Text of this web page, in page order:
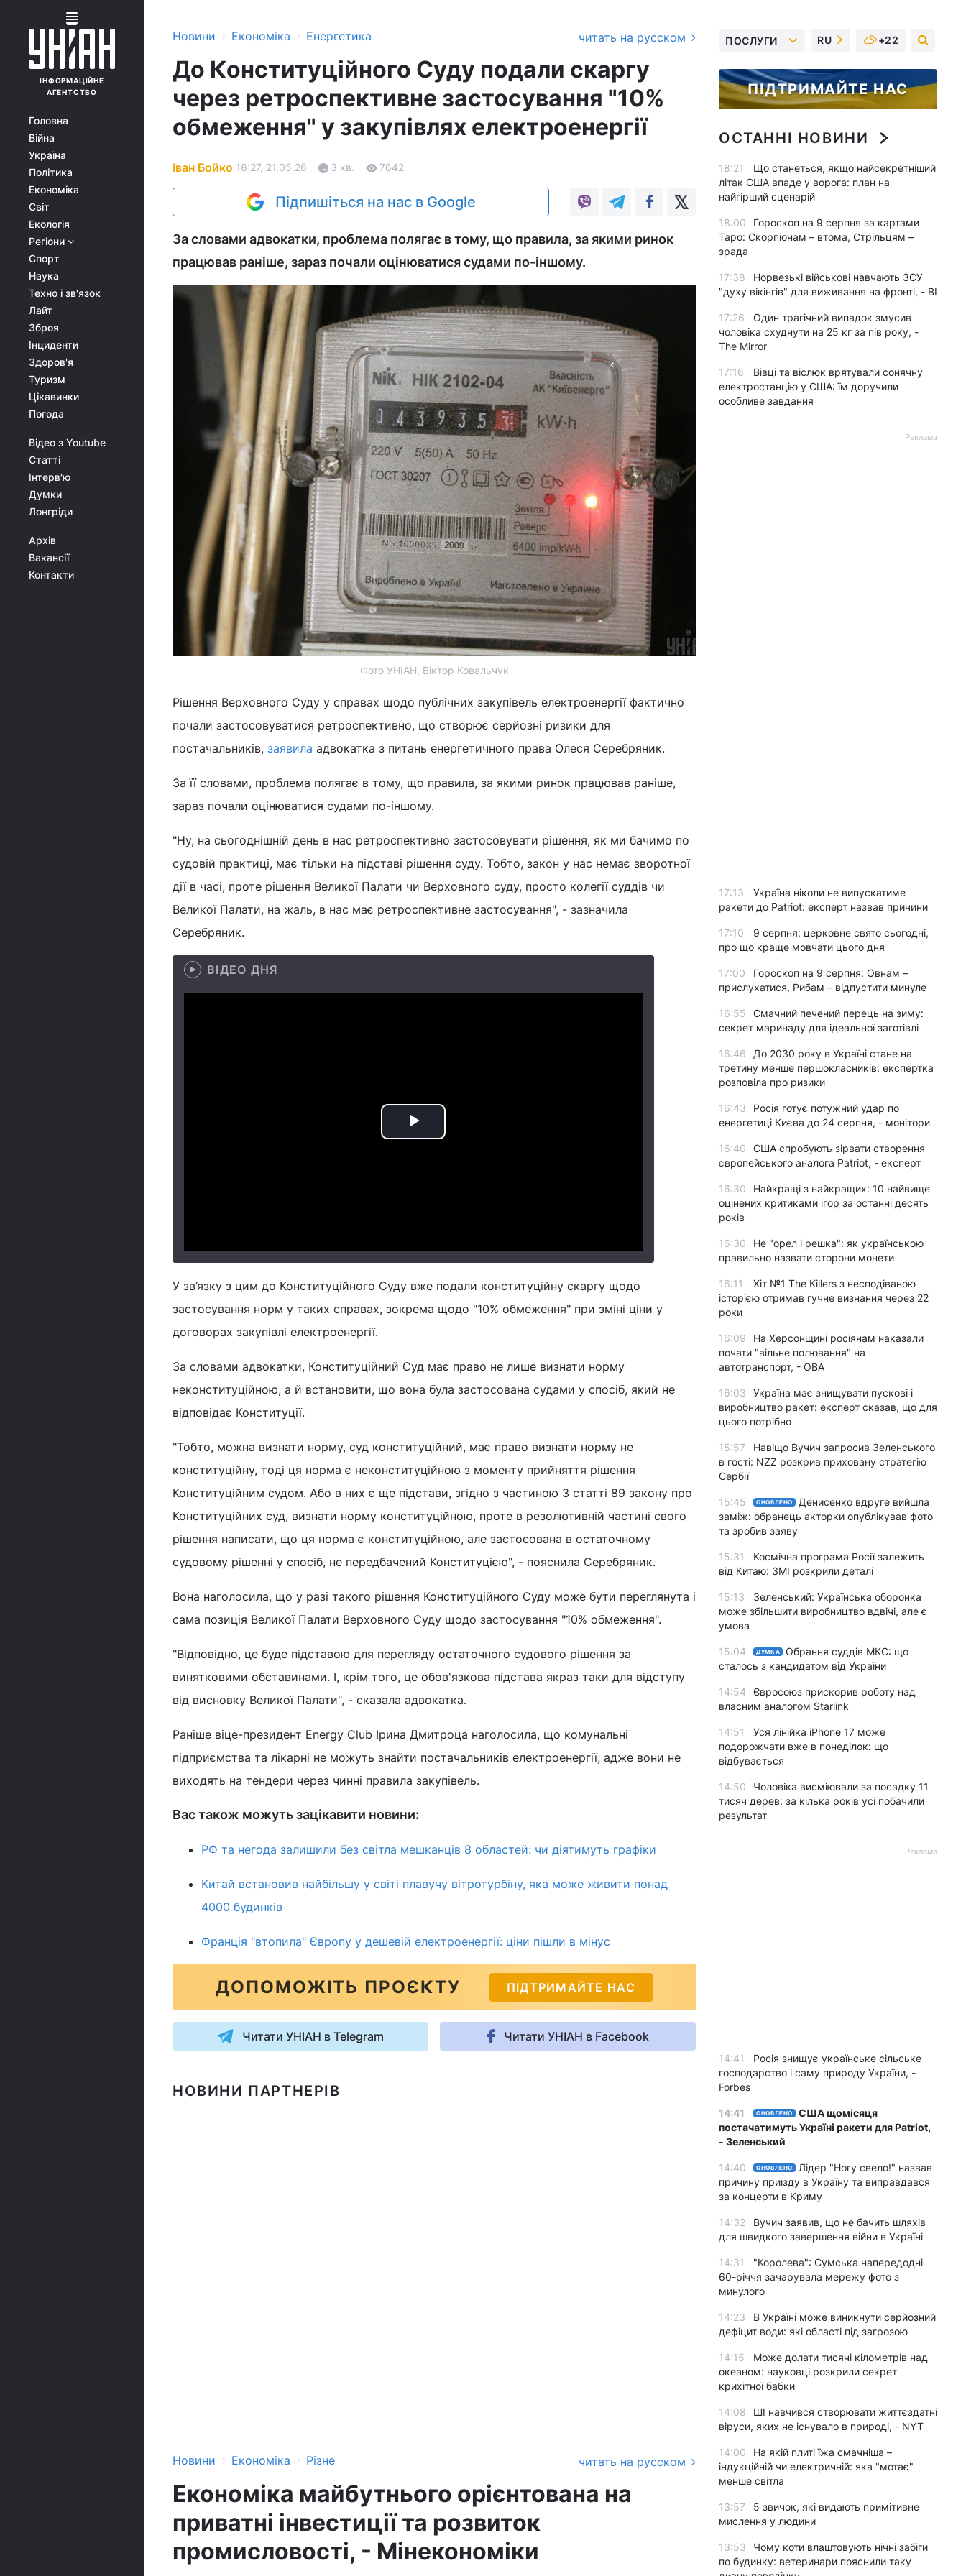
ІНФОРМАЦІЙНЕ
АГЕНТСТВО
Головна
Війна
Україна
Політика
Економіка
Світ
Екологія
Регіони
Спорт
Наука
Техно і зв'язок
Лайт
Зброя
Інциденти
Здоров'я
Туризм
Цікавинки
Погода
Відео з Youtube
Статті
Інтерв'ю
Думки
Лонгріди
Архів
Вакансії
Контакти
Новини › Економіка › Енергетика читать на русском
До Конституційного Суду подали скаргу
через ретроспективне застосування "10%
обмеження" у закупівлях електроенергії
Іван Бойко 18:27, 21.05.26 3 хв. 7642
Підпишіться на нас в Google
За словами адвокатки, проблема полягає в тому, що правила, за якими ринок
працював раніше, зараз почали оцінюватися судами по-іншому.
Фото УНІАН, Віктор Ковальчук
Рішення Верховного Суду у справах щодо публічних закупівель електроенергії фактично
почали застосовуватися ретроспективно, що створює серйозні ризики для
постачальників, заявила адвокатка з питань енергетичного права Олеся Серебряник.
За її словами, проблема полягає в тому, що правила, за якими ринок працював раніше,
зараз почали оцінюватися судами по-іншому.
"Ну, на сьогоднішній день в нас ретроспективно застосовувати рішення, як ми бачимо по
судовій практиці, має тільки на підставі рішення суду. Тобто, закон у нас немає зворотної
дії в часі, проте рішення Великої Палати чи Верховного суду, просто колегії суддів чи
Великої Палати, на жаль, в нас має ретроспективне застосування", - зазначила
Серебряник.
ВІДЕО ДНЯ
Play
У зв’язку з цим до Конституційного Суду вже подали конституційну скаргу щодо
застосування норм у таких справах, зокрема щодо "10% обмеження" при зміні ціни у
договорах закупівлі електроенергії.
За словами адвокатки, Конституційний Суд має право не лише визнати норму
неконституційною, а й встановити, що вона була застосована судами у спосіб, який не
відповідає Конституції.
"Тобто, можна визнати норму, суд конституційний, має право визнати норму не
конституційну, тоді ця норма є неконституційною з моменту прийняття рішення
Конституційним судом. Або в них є ще підстави, згідно з частиною 3 статті 89 закону про
Конституційних суд, визнати норму конституційною, проте в резолютивній частині свого
рішення написати, що ця норма є конституційною, але застосована в остаточному
судовому рішенні у спосіб, не передбачений Конституцією", - пояснила Серебряник.
Вона наголосила, що у разі такого рішення Конституційного Суду може бути переглянута і
сама позиція Великої Палати Верховного Суду щодо застосування "10% обмеження".
"Відповідно, це буде підставою для перегляду остаточного судового рішення за
винятковими обставинами. І, крім того, це обов'язкова підстава якраз таки для відступу
від висновку Великої Палати", - сказала адвокатка.
Раніше віце-президент Energy Club Ірина Дмитроца наголосила, що комунальні
підприємства та лікарні не можуть знайти постачальників електроенергії, адже вони не
виходять на тендери через чинні правила закупівель.
Вас також можуть зацікавити новини:
РФ та негода залишили без світла мешканців 8 областей: чи діятимуть графіки
Китай встановив найбільшу у світі плавучу вітротурбіну, яка може живити понад
4000 будинків
Франція "втопила" Європу у дешевій електроенергії: ціни пішли в мінус
ДОПОМОЖІТЬ ПРОЄКТУ ПІДТРИМАЙТЕ НАС
Читати УНІАН в Telegram Читати УНІАН в Facebook
НОВИНИ ПАРТНЕРІВ
Новини › Економіка › Різне читать на русском
Економіка майбутнього орієнтована на
приватні інвестиції та розвиток
промисловості, - Мінекономіки
ПОСЛУГИ RU +22
ПІДТРИМАЙТЕ НАС
ОСТАННІ НОВИНИ
18:21
Що станеться, якщо найсекретніший
літак США впаде у ворога: план на
найгірший сценарій
18:00
Гороскоп на 9 серпня за картами
Таро: Скорпіонам – втома, Стрільцям –
зрада
17:38
Норвезькі військові навчають ЗСУ
"духу вікінгів" для виживання на фронті, - BI
17:26
Один трагічний випадок змусив
чоловіка схуднути на 25 кг за пів року, -
The Mirror
17:16
Вівці та віслюк врятували сонячну
електростанцію у США: їм доручили
особливе завдання
Реклама
17:13
Україна ніколи не випускатиме
ракети до Patriot: експерт назвав причини
17:10
9 серпня: церковне свято сьогодні,
про що краще мовчати цього дня
17:00
Гороскоп на 9 серпня: Овнам –
прислухатися, Рибам – відпустити минуле
16:55
Смачний печений перець на зиму:
секрет маринаду для ідеальної заготівлі
16:46
До 2030 року в Україні стане на
третину менше першокласників: експертка
розповіла про ризики
16:43
Росія готує потужний удар по
енергетиці Києва до 24 серпня, - монітори
16:40
США спробують зірвати створення
європейського аналога Patriot, - експерт
16:30
Найкращі з найкращих: 10 найвище
оцінених критиками ігор за останні десять
років
16:30
Не "орел і решка": як українською
правильно назвати сторони монети
16:11
Хіт №1 The Killers з несподіваною
історією отримав гучне визнання через 22
роки
16:09
На Херсонщині росіянам наказали
почати "вільне полювання" на
автотранспорт, - ОВА
16:03
Україна має знищувати пускові і
виробництво ракет: експерт сказав, що для
цього потрібно
15:57
Навіщо Вучич запросив Зеленського
в гості: NZZ розкрив приховану стратегію
Сербії
15:45 ОНОВЛЕНО
Денисенко вдруге вийшла
заміж: обранець акторки опублікував фото
та зробив заяву
15:31
Космічна програма Росії залежить
від Китаю: ЗМІ розкрили деталі
15:13
Зеленський: Українська оборонка
може збільшити виробництво вдвічі, але є
умова
15:04 ДУМКА
Обрання суддів МКС: що
сталось з кандидатом від України
14:54
Євросоюз прискорив роботу над
власним аналогом Starlink
14:51
Уся лінійка iPhone 17 може
подорожчати вже в понеділок: що
відбувається
14:50
Чоловіка висміювали за посадку 11
тисяч дерев: за кілька років усі побачили
результат
Реклама
14:41
Росія знищує українське сільське
господарство і саму природу України, -
Forbes
14:41 ОНОВЛЕНО
США щомісяця
постачатимуть Україні ракети для Patriot,
- Зеленський
14:40 ОНОВЛЕНО
Лідер "Ногу свело!" назвав
причину приїзду в Україну та виправдався
за концерти в Криму
14:32
Вучич заявив, що не бачить шляхів
для швидкого завершення війни в Україні
14:31
"Королева": Сумська напередодні
60-річчя зачарувала мережу фото з
минулого
14:23
В Україні може виникнути серйозний
дефіцит води: які області під загрозою
14:15
Може долати тисячі кілометрів над
океаном: науковці розкрили секрет
крихітної бабки
14:08
ШІ навчився створювати життєздатні
віруси, яких не існувало в природі, - NYT
14:00
На якій плиті їжа смачніша –
індукційній чи електричній: яка "мотає"
менше світла
13:57
5 звичок, які видають примітивне
мислення у людини
13:53
Чому коти влаштовують нічні забіги
по будинку: ветеринари пояснили таку